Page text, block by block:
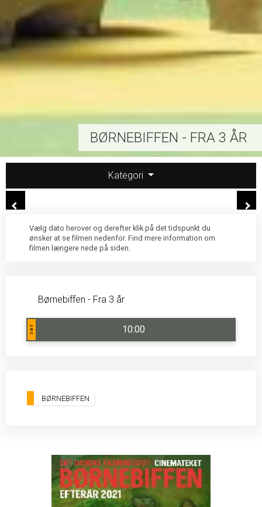
BØRNEBIFFEN - FRA 3 ÅR
Kategori
Vælg dato herover og derefter klik på det tidspunkt du
ønsker at se filmen nedenfor. Find mere information om
filmen længere nede på siden.
Børnebiffen - Fra 3 år
Sal 3 10:00
BØRNEBIFFEN